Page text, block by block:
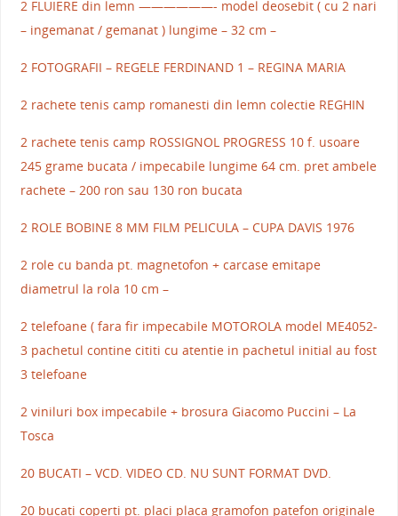
2 FLUIERE din lemn ——————- model deosebit ( cu 2 nari
– ingemanat / gemanat ) lungime – 32 cm –
2 FOTOGRAFII – REGELE FERDINAND 1 – REGINA MARIA
2 rachete tenis camp romanesti din lemn colectie REGHIN
2 rachete tenis camp ROSSIGNOL PROGRESS 10 f. usoare
245 grame bucata / impecabile lungime 64 cm. pret ambele
rachete – 200 ron sau 130 ron bucata
2 ROLE BOBINE 8 MM FILM PELICULA – CUPA DAVIS 1976
2 role cu banda pt. magnetofon + carcase emitape
diametrul la rola 10 cm –
2 telefoane ( fara fir impecabile MOTOROLA model ME4052-
3 pachetul contine cititi cu atentie in pachetul initial au fost
3 telefoane
2 viniluri box impecabile + brosura Giacomo Puccini – La
Tosca
20 BUCATI – VCD. VIDEO CD. NU SUNT FORMAT DVD.
20 bucati coperti pt. placi placa gramofon patefon originale